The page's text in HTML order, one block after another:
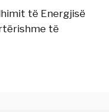
të Energjisë
të